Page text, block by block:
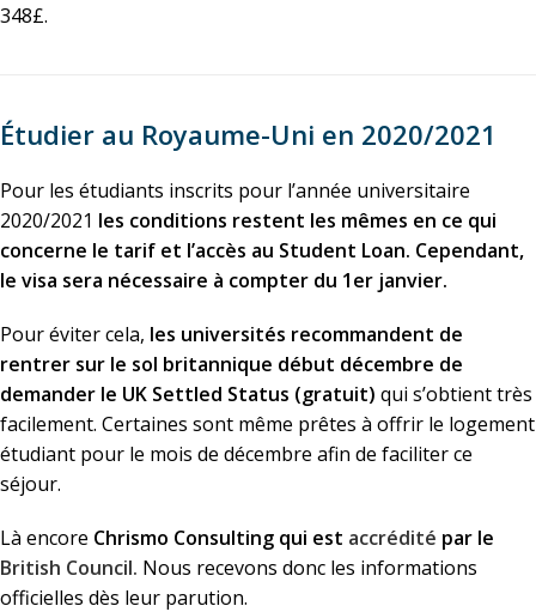
348£.
Étudier au Royaume-Uni en 2020/2021
Pour les étudiants inscrits pour l’année universitaire
2020/2021 les conditions restent les mêmes en ce qui
concerne le tarif et l’accès au Student Loan. Cependant,
le visa sera nécessaire à compter du 1er janvier.
Pour éviter cela, les universités recommandent de
rentrer sur le sol britannique début décembre de
demander le UK Settled Status (gratuit) qui s’obtient très
facilement. Certaines sont même prêtes à offrir le logement
étudiant pour le mois de décembre afin de faciliter ce
séjour.
Là encore Chrismo Consulting qui est accrédité par le
British Council. Nous recevons donc les informations
officielles dès leur parution.